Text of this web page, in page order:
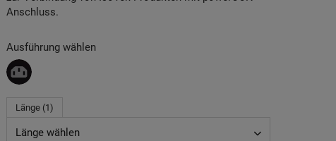
Anschluss.
Ausführung wählen
Länge (1)
Länge wählen